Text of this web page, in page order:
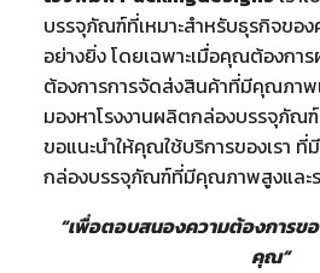
บรรจุภัณฑ์ที่เหมาะสำหรับธุรกิจขอ
อย่างยิ่ง โดยเฉพาะเมื่อคุณต้องกา
ต้องการการจัดส่งสินค้าที่มีคุณภาพ
มองหาโรงงานผลิตกล่องบรรจุภัณฑ์
ขอแนะนำให้คุณใช้บริการของเรา ที่
กล่องบรรจุภัณฑ์ที่มีคุณภาพสูงและ
“เพื่อตอบสนองความต้องการข
คุณ”